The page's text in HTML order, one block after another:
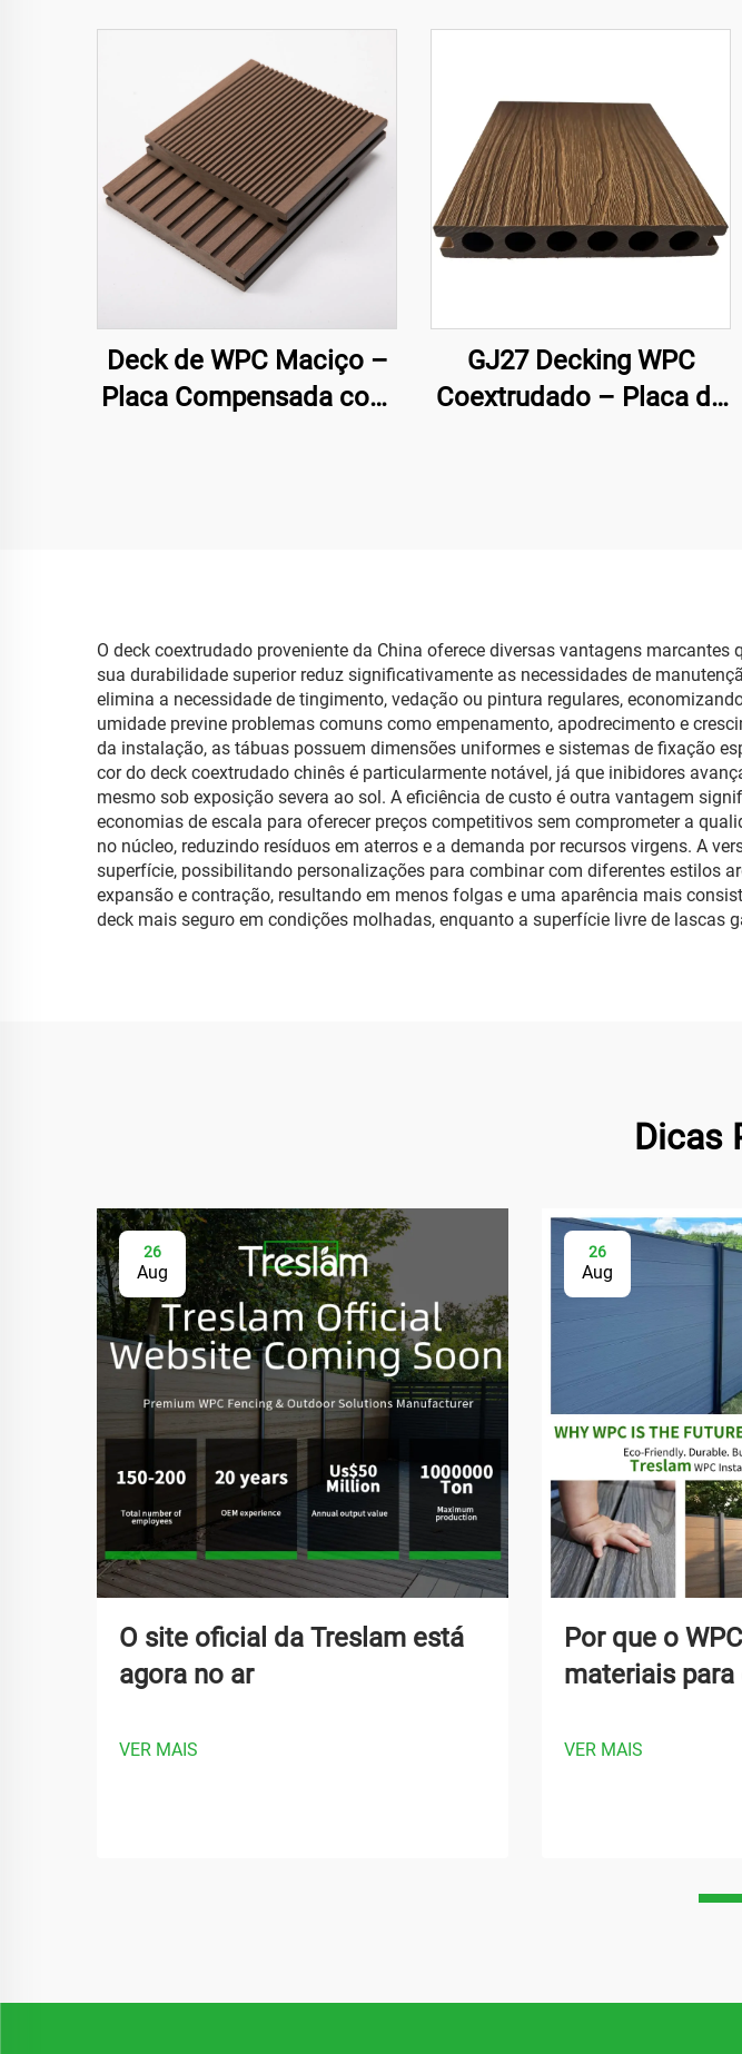
Deck de WPC Maciço –
Placa Compensada com
GJ27 Decking WPC
Coextrudado – Placa de
O deck coextrudado proveniente da China oferece diversas vantagens
sua durabilidade superior reduz significativamente as necessidades de
elimina a necessidade de tingimento, vedação ou pintura regulares,
umidade previne problemas comuns como empenamento, apodrecimento e
da instalação, as tábuas possuem dimensões uniformes e sistemas de fixação
cor do deck coextrudado chinês é particularmente notável, já que inibidores
mesmo sob exposição severa ao sol. A eficiência de custo é outra vantagem
economias de escala para oferecer preços competitivos sem comprometer a
no núcleo, reduzindo resíduos em aterros e a demanda por recursos virgens. A
superfície, possibilitando personalizações para combinar com diferentes estilos
expansão e contração, resultando em menos folgas e uma aparência mais
deck mais seguro em condições molhadas, enquanto a superfície livre de lascas
Dicas
26
Aug
O site oficial da Treslam está
agora no ar
VER MAIS
26
Aug
Por que o
materiais
VER MAIS